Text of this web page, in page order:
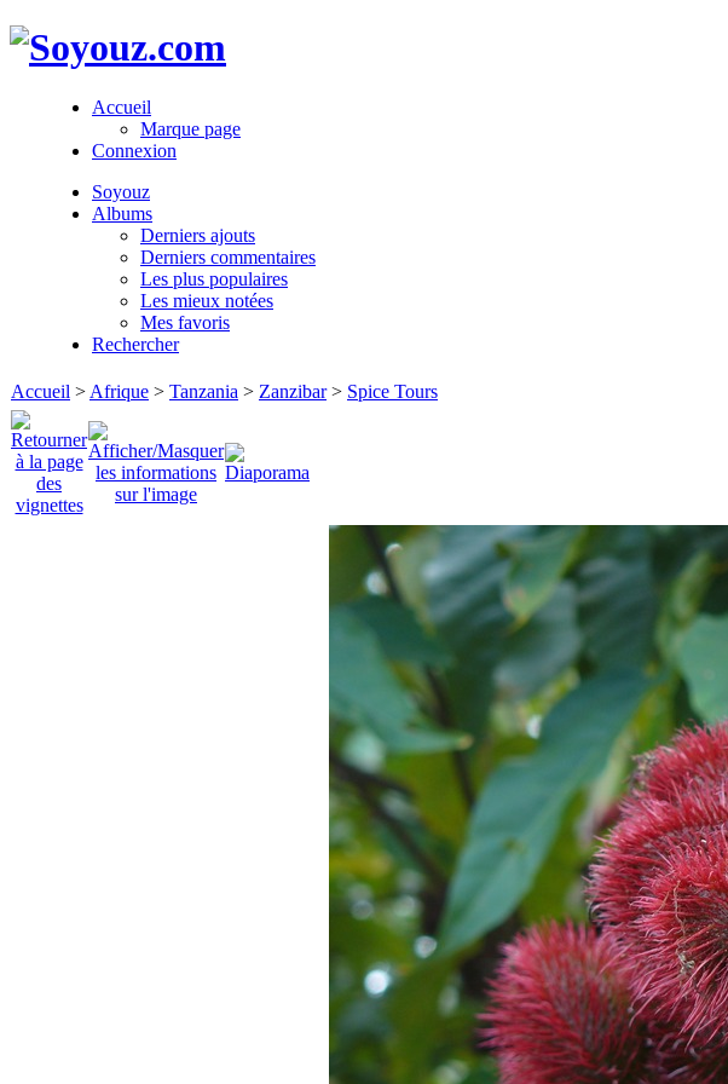
Accueil
Marque page
Connexion
Soyouz
Albums
Derniers ajouts
Derniers commentaires
Les plus populaires
Les mieux notées
Mes favoris
Rechercher
Accueil > Afrique > Tanzania > Zanzibar> Spice Tours